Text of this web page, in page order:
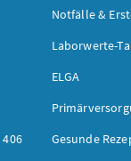
Notfälle &
Laborwerte-
ELGA
Gesunde